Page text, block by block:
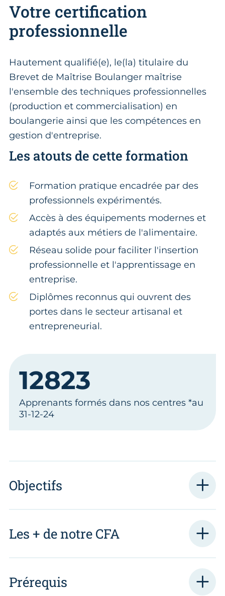
Votre certification
professionnelle
Hautement qualifié(e), le(la) titulaire du
Brevet de Maîtrise Boulanger maîtrise
l'ensemble des techniques professionnelles
(production et commercialisation) en
boulangerie ainsi que les compétences en
gestion d'entreprise.
Les atouts de cette formation
Formation pratique encadrée par des
professionnels expérimentés.
Accès à des équipements modernes et
adaptés aux métiers de l'alimentaire.
Réseau solide pour faciliter l'insertion
professionnelle et l'apprentissage en
entreprise.
Diplômes reconnus qui ouvrent des
portes dans le secteur artisanal et
entrepreneurial.
12823
Apprenants formés dans nos centres *au
31-12-24
Objectifs
Les + de notre CFA
Prérequis